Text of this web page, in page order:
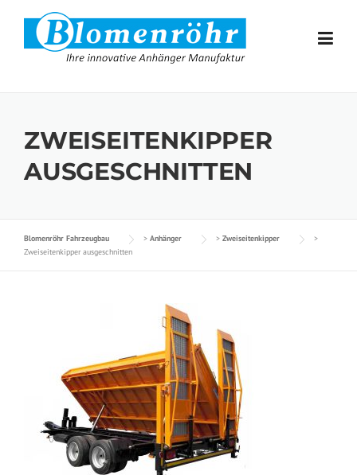
Skip to content
ZWEISEITENKIPPER
AUSGESCHNITTEN
Blomenröhr Fahrzeugbau > Anhänger > Zweiseitenkipper
>
Zweiseitenkipper ausgeschnitten